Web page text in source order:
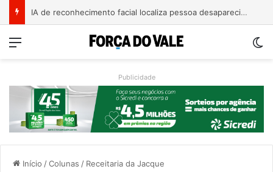
AMAT cobra apoio federal para rotas alternativas e travessia entre Muçum e Encantado
Menu
Publicidade
Início /Colunas / Receitaria da Jacque